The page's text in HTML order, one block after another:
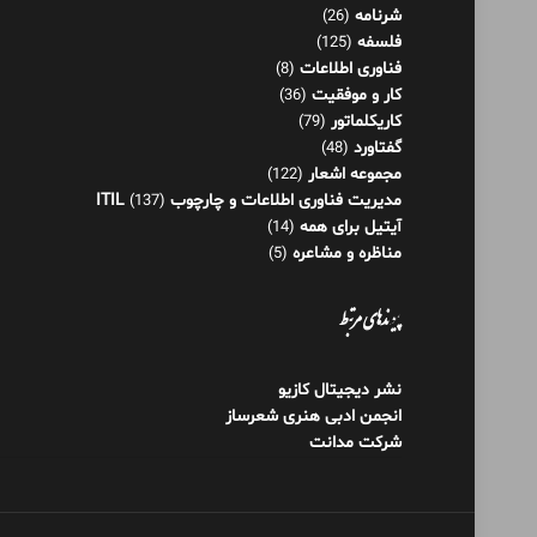
مجموعه اشعار
مدیریت فناوری اطلاعات و چارچوب ITIL
آیتیل برای همه (14)
مناظره و مشاعره(5)
پیوندهای مرتبط
نشر دیجیتال کازیو
انجمن ادبی هنری شعرساز